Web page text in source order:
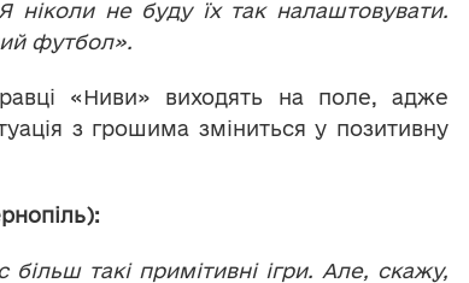
не буду їх так налаштовувати.
футбол».
«Ниви» виходять на поле, адже
з грошима зміниться у позитивну
такі примітивні ігри. Але, скажу,